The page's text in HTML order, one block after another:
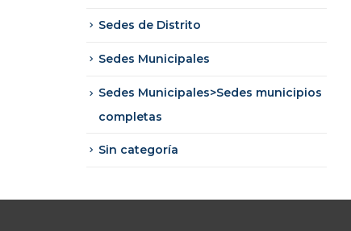
Sedes de Distrito
Sedes Municipales
Sedes Municipales>Sedes municipios
completas
Sin categoría